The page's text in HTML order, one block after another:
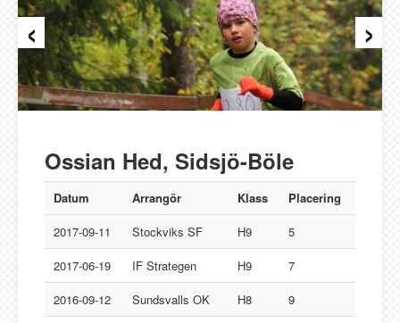
Tävlingar
Resultat
Löpare
Klasser
Föreningar
Bergeforsen SK
IF Strategen
Lucksta IF
Matfors SK
Njurunda SK
Stockviks SF
‹ ›
Ossian Hed, Sidsjö-Böle
Datum Arrangör Klass
Placering
2017-09-11
Stockviks SF H9
5
2017-06-19
IF Strategen H9
7
2016-09-12
Sundsvalls OK H8
9